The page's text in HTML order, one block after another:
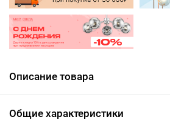
Описание товара
Общие характеристики